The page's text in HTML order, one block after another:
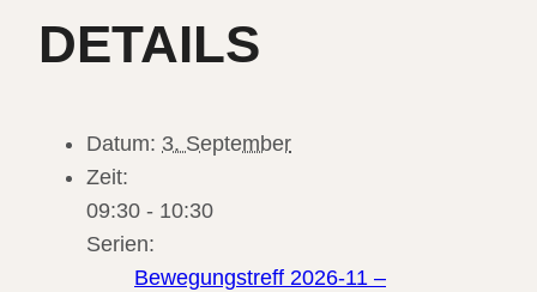
DETAILS
Datum: 3. September
Zeit:
09:30 - 10:30
Serien:
Bewegungstreff 2026-11 –